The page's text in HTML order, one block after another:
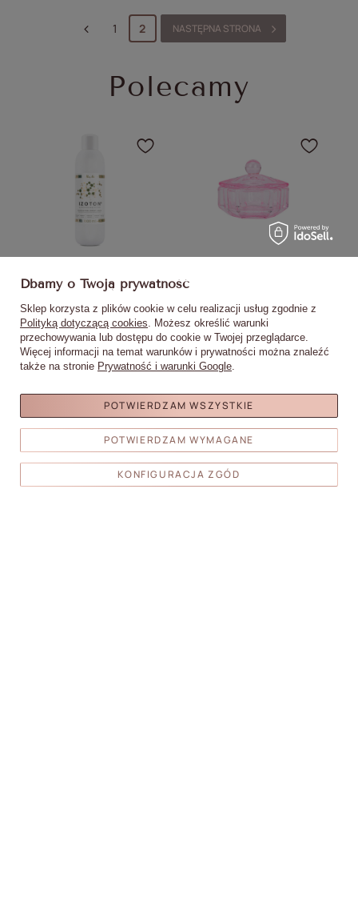
1 2 NASTĘPNA STRONA
Polecamy
Molly Nails profesjonalny płyn
pomocniczy dehydratacja
adhezja manicure inhibicja
acrylo-gel 1000ml
59,90 zł
(0,06 zł / ml)
DO
KOSZYKA
Kliknij, aby dodać
6,90 zł
KOSZYKA
Moje zamówienia
Dbamy o Twoją prywatność
Sklep korzysta z plików cookie w celu realizacji usług zgodnie z
Polityką dotyczącą cookies. Możesz określić warunki
przechowywania lub dostępu do cookie w Twojej przeglądarce.
Więcej informacji na temat warunków i prywatności można znaleźć
także na stronie Prywatność i warunki Google.
POTWIERDZAM WYMAGANE
KONFIGURACJA ZGÓD
POTWIERDZAM WSZYSTKIE